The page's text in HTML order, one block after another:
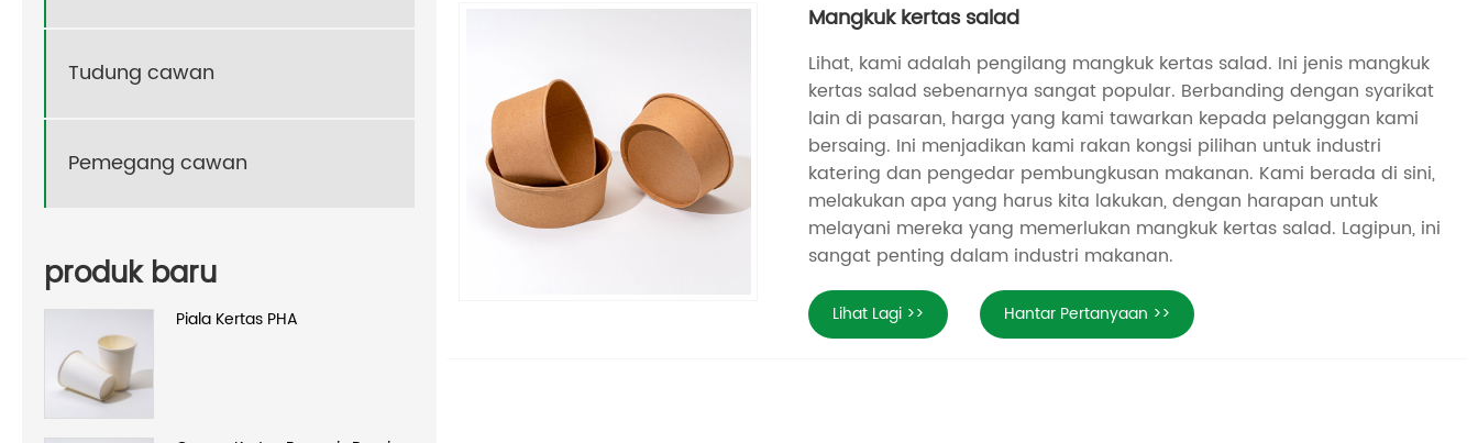
Tudung cawan
Pemegang cawan
produk baru
Piala Kertas PHA
Mangkuk kertas salad
Lihat, kami adalah pengilang mangkuk kertas salad. Ini jenis mangkuk
kertas salad sebenarnya sangat popular. Berbanding dengan syarikat
lain di pasaran, harga yang kami tawarkan kepada pelanggan kami
bersaing. Ini menjadikan kami rakan kongsi pilihan untuk industri
katering dan pengedar pembungkusan makanan. Kami berada di sini,
melakukan apa yang harus kita lakukan, dengan harapan untuk
melayani mereka yang memerlukan mangkuk kertas salad. Lagipun, ini
sangat penting dalam industri makanan.
Lihat Lagi >> Hantar Pertanyaan >>